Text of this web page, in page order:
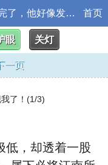
我的修为全靠娘娘们_第152章 完了，他好像发现我了！ 首页
眼 关灯
一页
了！(1/3)
低，却透着一股